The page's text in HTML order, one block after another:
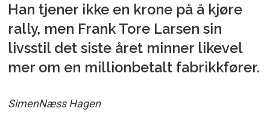
Han tjener ikke en krone på å kjøre
rally, men Frank Tore Larsen sin
livsstil det siste året minner likevel
mer om en millionbetalt fabrikkfører.
SimenNæss Hagen